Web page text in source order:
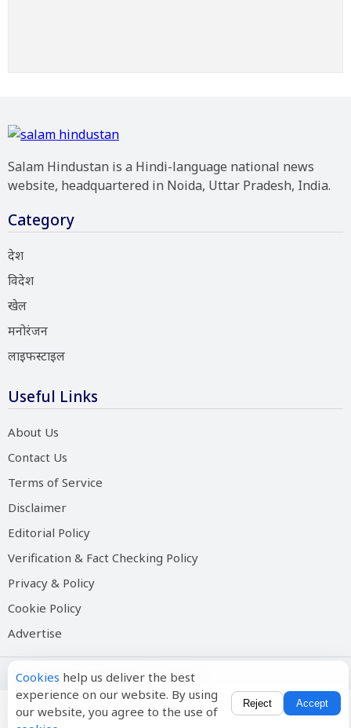
Salam Hindustan is a Hindi-language national news
website, headquartered in Noida, Uttar Pradesh, India.
Category
देश
विदेश
खेल
मनोरंजन
लाइफस्टाइल
Useful Links
About Us
Contact Us
Terms of Service
Disclaimer
Editorial Policy
Verification & Fact Checking Policy
Privacy & Policy
Cookie Policy
Advertise
Copyright © 2026 Salam Hindustan
Cookies help us deliver the best
experience on our website. By using
our website, you agree to the use of
Reject Accept